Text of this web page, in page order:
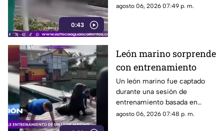
0:43
dejó un hombre sin vida.
agosto 06, 2026 07:49 p. m.
León marino sorprende
con entrenamiento
Un león marino fue captado
durante una sesión de
entrenamiento basada en
refuerzo positivo para facilitar
agosto 06, 2026 07:48 p. m.